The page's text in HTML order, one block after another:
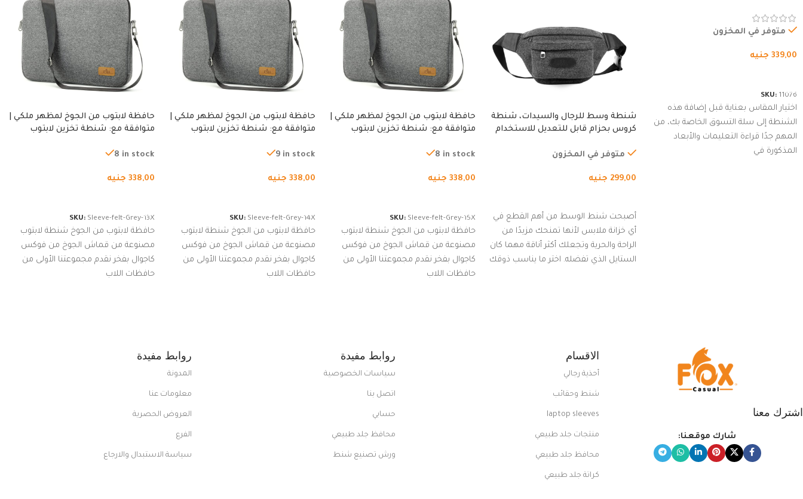
متوفر في المخزون
339,00 جنيه
SKU: 11076
اختيار المقاس بعناية قبل إضافة هذه
الشنطة إلى سلة التسوق الخاصة بك، من
المهم جدًا قراءة التعليمات والأبعاد
المذكورة في
شنطة وسط للرجال والسيدات، شنطة
كروس بحزام قابل للتعديل للاستخدام
المشي لمسافات طويلة، وركوب
متوفر في المخزون
299,00 جنيه
أصبحت شنط الوسط من أهم القطع في
أي خزانة ملابس لأنها تمنحك مزيدًا من
الراحة والحرية وتجعلك أكثر أناقة مهما كان
الستايل الذي تفضله. اختر ما يناسب ذوقك
حافظة لابتوب من الجوخ لمظهر ملكي |
متوافقة مع: شنطة تخزين لابتوب
من الجوخ لجهاز نوت بوك والتابلت،
8 in stock
338,00 جنيه
SKU: Sleeve-felt-Grey-15X
حافظة لابتوب من الجوخ شنطة لابتوب
مصنوعة من قماش الجوخ من فوكس
كاجوال بفخر نقدم مجموعتنا الأولى من
حافظات اللاب
حافظة لابتوب من الجوخ لمظهر ملكي |
متوافقة مع: شنطة تخزين لابتوب
من الجوخ لجهاز نوت بوك والتابلت،
9 in stock
338,00 جنيه
SKU: Sleeve-felt-Grey-14X
حافظة لابتوب من الجوخ شنطة لابتوب
مصنوعة من قماش الجوخ من فوكس
كاجوال بفخر نقدم مجموعتنا الأولى من
حافظات اللاب
حافظة لابتوب من الجوخ لمظهر ملكي |
متوافقة مع: شنطة تخزين لابتوب
من الجوخ لجهاز نوت بوك والتابلت،
8 in stock
338,00 جنيه
SKU: Sleeve-felt-Grey-13X
حافظة لابتوب من الجوخ شنطة لابتوب
مصنوعة من قماش الجوخ من فوكس
كاجوال بفخر نقدم مجموعتنا الأولى من
حافظات اللاب
اشترك معنا
شارك موقعنا:
الاقسام
أحذية رجالي
شنط وحقائب
laptop sleeves
منتجات جلد طبيعي
محافظ جلد طبيعي
كراتة جلد طبيعي
روابط مفيدة
سياسات الخصوصية
اتصل بنا
حسابي
محافظ جلد طبيعي
ورش تصنيع شنط
روابط مفيدة
المدونة
معلومات عنا
العروض الحصرية
الفرع
سياسة الاستبدال والارجاع